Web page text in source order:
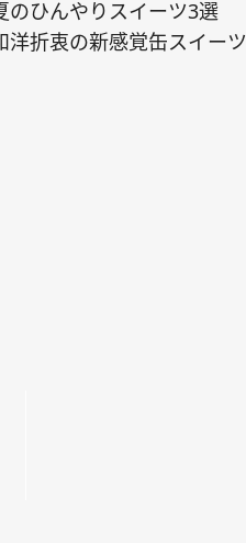
のひんやりスイーツ3選
洋折衷の新感覚缶スイーツ